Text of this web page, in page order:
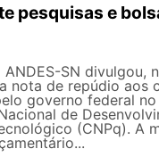
pesquisas e
SN divulgou,
nota de repúdio aos
governo federal
de
(CNPq). A